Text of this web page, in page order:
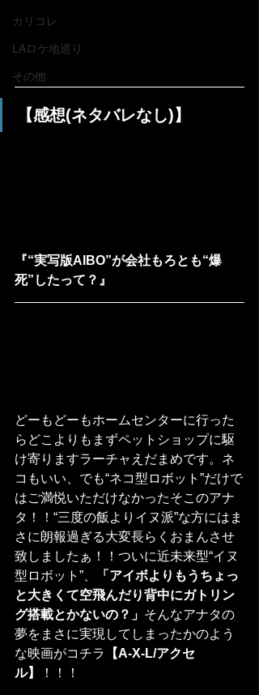
カリコレ
LAロケ地巡り
その他
【感想(ネタバレなし)】
『“実写版AIBO”が会社もろとも“爆
死”したって？』
どーもどーもホームセンターに行った
らどこよりもまずペットショップに駆
け寄りますラーチャえだまめです。ネ
コもいい、でも“ネコ型ロボット”だけで
はご満悦いただけなかったそこのアナ
タ！！“三度の飯よりイヌ派”な方にはま
さに朗報過ぎる大変長らくおまんさせ
致しましたぁ！！ついに近未来型“イヌ
型ロボット”、
「アイボよりもうちょっ
と大きくて空飛んだり背中にガトリン
グ搭載とかないの？」 そんなアナタの
夢をまさに実現してしまったかのよう
な映画がコチラ
【A-X-L/アクセ
ル】
！！！